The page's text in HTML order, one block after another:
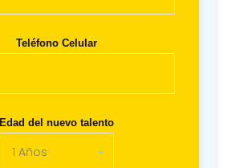
Teléfono Celular
Edad del nuevo talento